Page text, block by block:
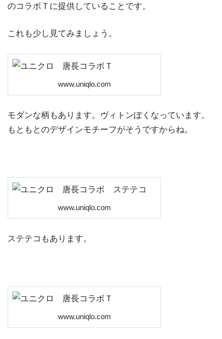
のコラボＴに提供していることです。
これも少し見てみましょう。
www.uniqlo.com
モダンな柄もあります。ヴィトンぽくなっています。
もともとのデザインモチーフがそうですからね。
www.uniqlo.com
ステテコもあります。
www.uniqlo.com